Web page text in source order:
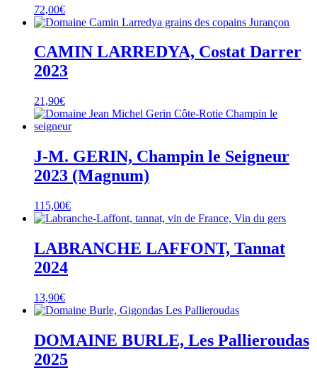
72,00€
CAMIN LARREDYA, Costat Darrer
2023
21,90€
J-M. GERIN, Champin le Seigneur
2023 (Magnum)
115,00€
LABRANCHE LAFFONT, Tannat
2024
13,90€
DOMAINE BURLE, Les Pallieroudas
2025